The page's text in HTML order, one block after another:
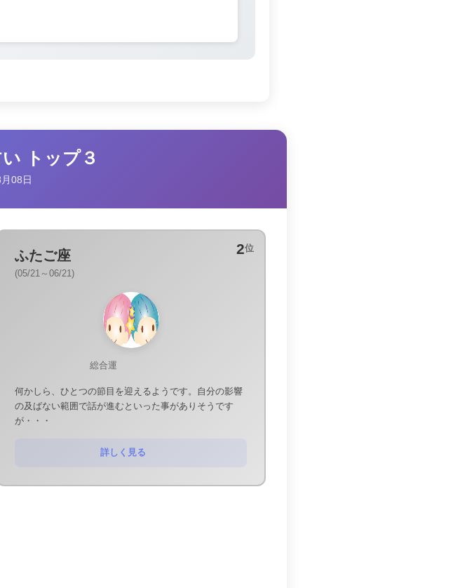
トップ３
08日
2位
ふたご座
(05/21～06/21)
総合運
何かしら、ひとつの節目を迎えるようです。自分の影響
の及ばない範囲で話が進むといった事がありそうです
が・・・
詳しく見る